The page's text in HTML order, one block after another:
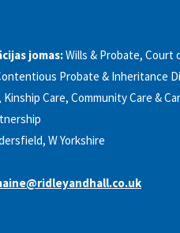
jomas:Wills & Probate,
Probate & Inheritance
Care, Community Care &
W Yorkshire